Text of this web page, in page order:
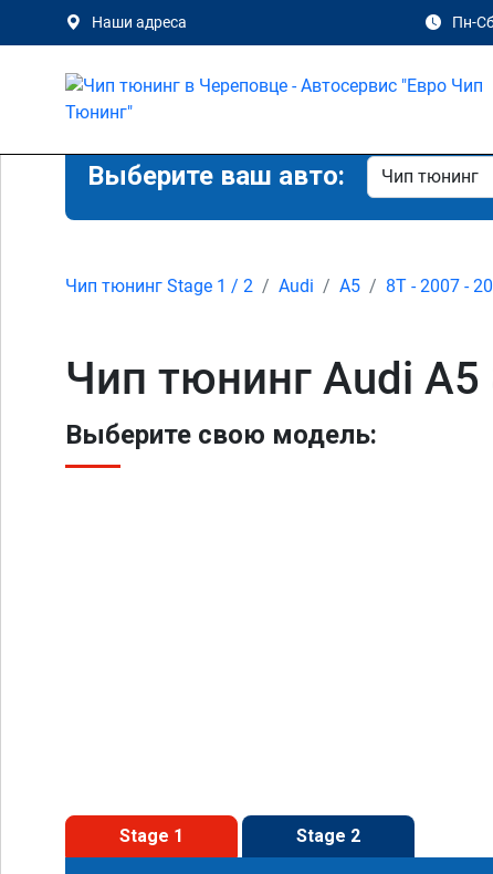
Наши адреса Пн-
Выберите ваш авто:
Чип тюнинг Stage 1 / 2 Audi A5 8T - 2007 -
Чип тюнинг Audi A5
Выберите свою модель:
Stage 1 Stage 2